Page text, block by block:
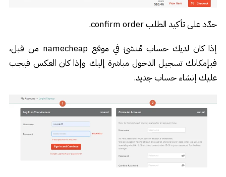
حدّد على تأكيد الطلب confirm order.
إذا كان لديك حساب مُنشئ في موقع namecheap من قبل،
فبإمكانك تسجيل الدخول مباشرة إليك وإذا كان العكس فيجب
عليك إنشاء حساب جديد.